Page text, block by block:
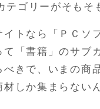
テゴリーがそもそ
トなら「ＰＣソ
て「書籍」のサブ
べきで、いまの商
材しか集まらない